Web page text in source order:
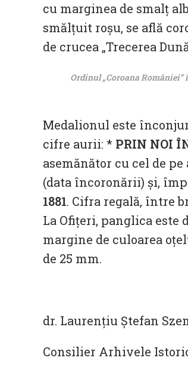
cu marginea de smalț
smălțuit roșu, se află
de crucea „Trecerea
Ordinul „Coroana
Medalionul este
cifre aurii: * PRIN NOI
asemănător cu cel de
(data încoronării) și,
1881. Cifra regală, între
La Ofițeri, panglica este
margine de culoarea
de 25 mm.
dr. Laurențiu Ștefan
Consilier Arhivele